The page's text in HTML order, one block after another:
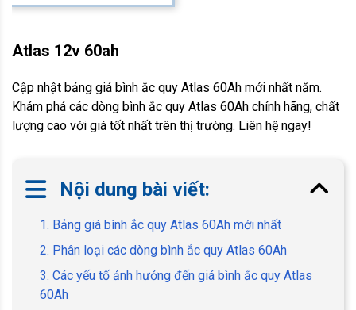
Atlas 12v 60ah
Cập nhật bảng giá bình ắc quy Atlas 60Ah mới nhất năm.
Khám phá các dòng bình ắc quy Atlas 60Ah chính hãng, chất
lượng cao với giá tốt nhất trên thị trường. Liên hệ ngay!
Nội dung bài viết:
1. Bảng giá bình ắc quy Atlas 60Ah mới nhất
2. Phân loại các dòng bình ắc quy Atlas 60Ah
3. Các yếu tố ảnh hưởng đến giá bình ắc quy Atlas
60Ah